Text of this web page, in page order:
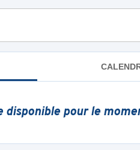
disponible pour le